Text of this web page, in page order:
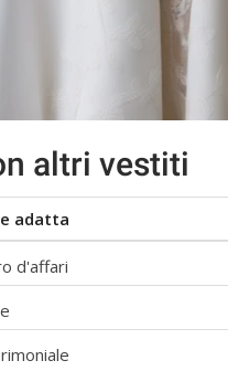
altri vestiti
adatta
d'affari